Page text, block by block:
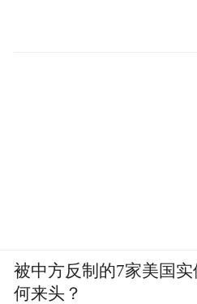
被中方反制的7家美国实
何来头？